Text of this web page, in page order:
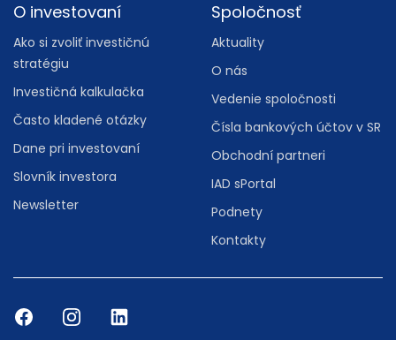
O investovaní
Ako si zvoliť investičnú
stratégiu
Investičná kalkulačka
Často kladené otázky
Dane pri investovaní
Slovník investora
Newsletter
Spoločnosť
Aktuality
O nás
Vedenie spoločnosti
Čísla bankových účtov v SR
Obchodní partneri
IAD sPortal
Podnety
Kontakty